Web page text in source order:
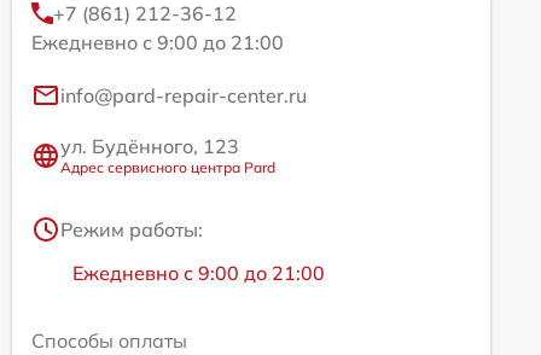
+7 (861) 212-36-12
Ежедневно с 9:00 до 21:00
info@pard-repair-center.ru
ул. Будённого, 123
Адрес сервисного центра Pard
Режим работы:
Ежедневно с 9:00 до 21:00
Способы оплаты